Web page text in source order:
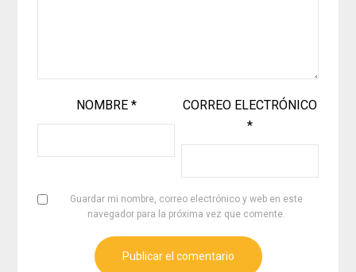
NOMBRE *
CORREO ELECTRÓNICO
*
Guardar mi nombre, correo electrónico y web en este
navegador para la próxima vez que comente.